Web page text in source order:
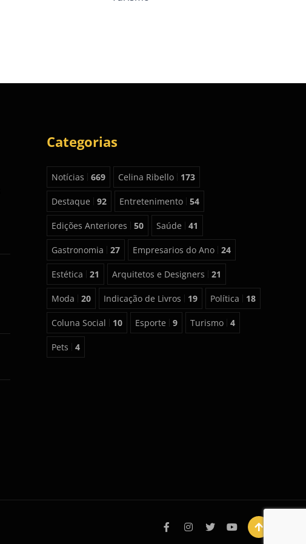
Categorias
Notícias 669 Celina Ribello 173
Destaque 92 Entretenimento 54
Edições Anteriores 50 Saúde 41
Gastronomia 27 Empresarios do Ano 24
Estética 21 Arquitetos e Designers 21
Moda 20 Indicação de Livros 19 Política 18
Coluna Social 10 Esporte 9 Turismo 4
Pets 4